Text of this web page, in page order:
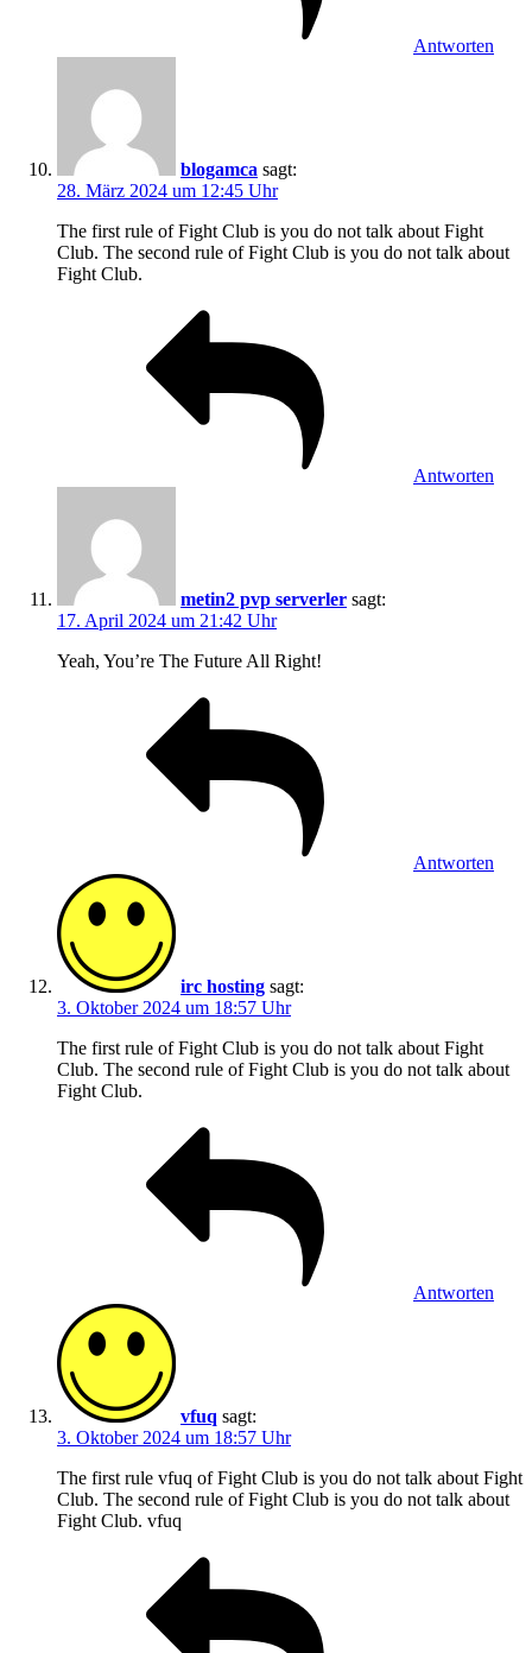
Antworten
blogamca sagt:
28. März 2024 um 12:45 Uhr
The first rule of Fight Club is you do not talk about Fight
Club. The second rule of Fight Club is you do not talk about
Fight Club.
Antworten
metin2 pvp serverler sagt:
17. April 2024 um 21:42 Uhr
Yeah, You’re The Future All Right!
Antworten
irc hosting sagt:
3. Oktober 2024 um 18:57 Uhr
The first rule of Fight Club is you do not talk about Fight
Club. The second rule of Fight Club is you do not talk about
Fight Club.
Antworten
vfuq sagt:
3. Oktober 2024 um 18:57 Uhr
The first rule vfuq of Fight Club is you do not talk about Fight
Club. The second rule of Fight Club is you do not talk about
Fight Club. vfuq